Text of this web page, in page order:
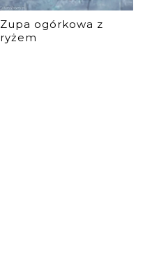
Zupa ogórkowa z
ryżem